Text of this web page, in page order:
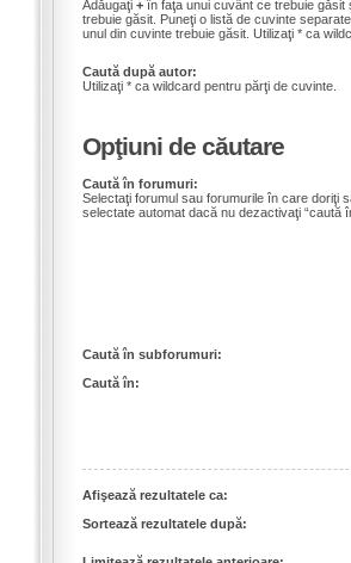
Adăugaţi +în faţa unui cuvânt ce trebuie găsit
trebuie găsit. Puneţi o listă de cuvinte
unul din cuvinte trebuie găsit. Utilizaţi * ca
Caută după autor:
Utilizaţi * ca wildcard pentru părţi de cuvinte.
Opţiuni de căutare
Caută în forumuri:
Selectaţi forumul sau forumurile în care doriţi
selectate automat dacă nu dezactivaţi “caută
Caută în subforumuri:
Caută în:
Afişează rezultatele ca:
Sortează rezultatele după: